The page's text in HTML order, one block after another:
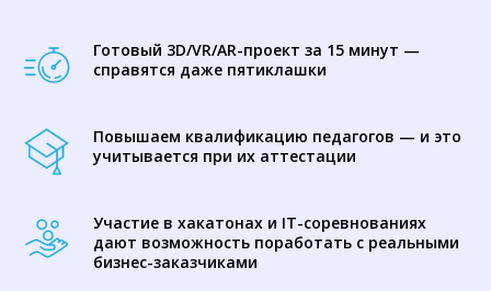
Готовый 3D/VR/AR-проект за 15 минут —
справятся даже пятиклашки
Повышаем квалификацию педагогов — и это
учитывается при их аттестации
Участие в хакатонах и IT-соревнованиях
дают возможность поработать с реальными
бизнес-заказчиками